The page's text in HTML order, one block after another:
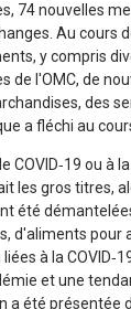
74 nouvelles
Au cours
y compris
l'OMC, de
des
a fléchi au
ou à
les gros titres,
été
d'aliments pour
à la
et une
a été présentée